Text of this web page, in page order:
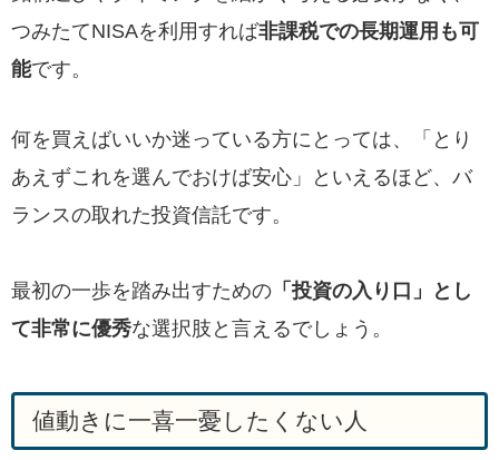
つみたてNISAを利用すれば非課税での長期運用も可
能です。
何を買えばいいか迷っている方にとっては、「とり
あえずこれを選んでおけば安心」といえるほど、バ
ランスの取れた投資信託です。
最初の一歩を踏み出すための 「投資の入り口」とし
て非常に優秀な選択肢と言えるでしょう。
値動きに一喜一憂したくない人